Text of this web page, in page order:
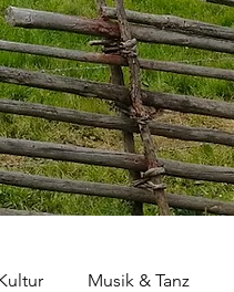
Musik & Tanz